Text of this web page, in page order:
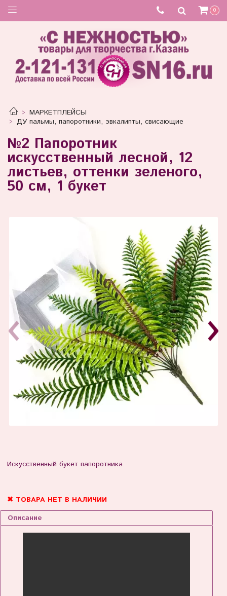
0
МАРКЕТПЛЕЙСЫ
ДУ пальмы, папоротники, эвкалипты, свисающие
№2 Папоротник
искусственный лесной, 12
листьев, оттенки зеленого,
50 см, 1 букет
Искусственный букет папоротника.
✖ ТОВАРА НЕТ В НАЛИЧИИ
Описание
Товар отсутствует